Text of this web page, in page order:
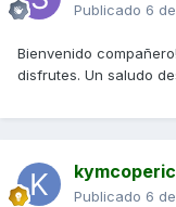
Publicado 6
Bienvenido
disfrutes. Un saludo
Publicado 6